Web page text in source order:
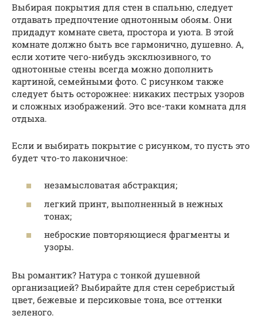
Выбирая покрытия для стен в спальню, следует
отдавать предпочтение однотонным обоям. Они
придадут комнате света, простора и уюта. В этой
комнате должно быть все гармонично, душевно. А,
если хотите чего-нибудь эксклюзивного, то
однотонные стены всегда можно дополнить
картиной, семейными фото. С рисунком также
следует быть осторожнее: никаких пестрых узоров
и сложных изображений. Это все-таки комната для
отдыха.
Если и выбирать покрытие с рисунком, то пусть это
будет что-то лаконичное:
незамысловатая абстракция;
легкий принт, выполненный в нежных
тонах;
неброские повторяющиеся фрагменты и
узоры.
Вы романтик? Натура с тонкой душевной
организацией? Выбирайте для стен серебристый
цвет, бежевые и персиковые тона, все оттенки
зеленого.